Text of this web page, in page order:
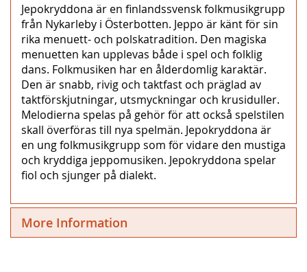
Jepokryddona är en finlandssvensk folkmusikgrupp
från Nykarleby i Österbotten. Jeppo är känt för sin
rika menuett- och polskatradition. Den magiska
menuetten kan upplevas både i spel och folklig
dans. Folkmusiken har en ålderdomlig karaktär.
Den är snabb, rivig och taktfast och präglad av
taktförskjutningar, utsmyckningar och krusiduller.
Melodierna spelas på gehör för att också spelstilen
skall överföras till nya spelmän. Jepokryddona är
en ung folkmusikgrupp som för vidare den mustiga
och kryddiga jeppomusiken. Jepokryddona spelar
fiol och sjunger på dialekt.
More Information